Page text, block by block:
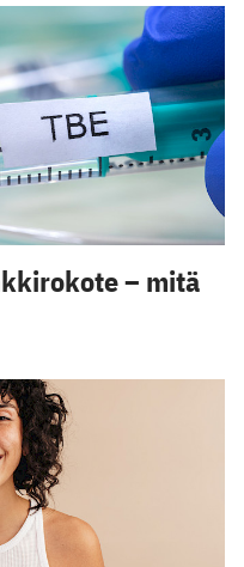
– mitä